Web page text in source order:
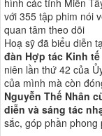
với 355 tập phim nói
quan tâm theo dõi
Hoạ sỹ đã biểu diễn
đàn Hợp tác Kinh
niên lần thứ 42 của
của mình mà còn
Nguyễn Thế Nhân
diễn và sáng tác
sắc, góp phần phong